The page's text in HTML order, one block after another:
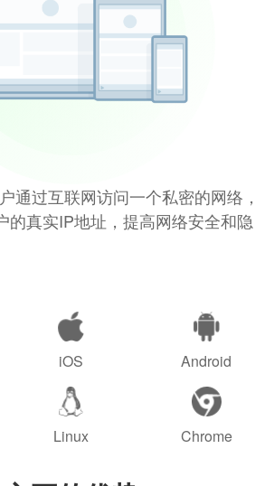
通过互联网访问一个私密的网络，
的真实IP地址，提高网络安全和隐
iOS Android
Linux Chrome